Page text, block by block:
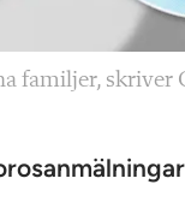
familjer, skriver